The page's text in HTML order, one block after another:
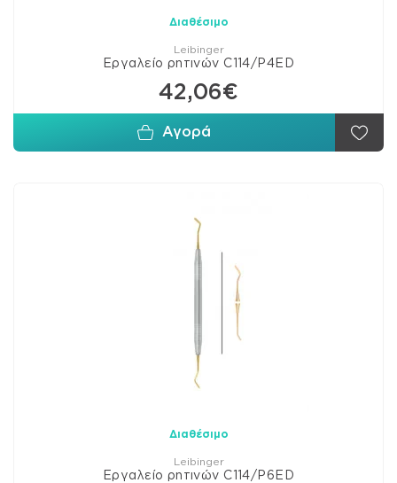
Διαθέσιμο
Leibinger
Εργαλείο ρητινών C114/P4ED
42,06€
Αγορά
Διαθέσιμο
Leibinger
Εργαλείο ρητινών C114/P6ED